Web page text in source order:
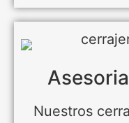
Nuestros